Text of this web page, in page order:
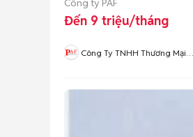
Đến 9 triệu/tháng
Công Ty TNHH Thương Mại